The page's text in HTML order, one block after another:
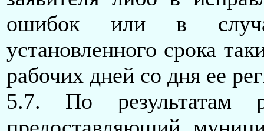
ошибок или в
установленного срока
рабочих дней со дня ее
5.7. По результатам